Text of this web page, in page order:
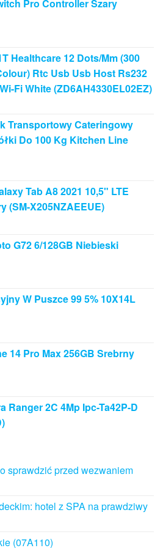
Pro Controller Szary
Healthcare 12 Dots/Mm (300
Rtc Usb Usb Host Rs232
Fi White (ZD6AH4330EL02EZ)
Transportowy Cateringowy
Do 100 Kg Kitchen Line
Tab A8 2021 10,5" LTE
(SM-X205NZAEEUE)
G72 6/128GB Niebieski
W Puszce 99 5% 10X14L
14 Pro Max 256GB Srebrny
Ranger 2C 4Mp Ipc-Ta42P-D
sprawdzić przed wezwaniem
hotel z SPA na prawdziwy
(07A110)